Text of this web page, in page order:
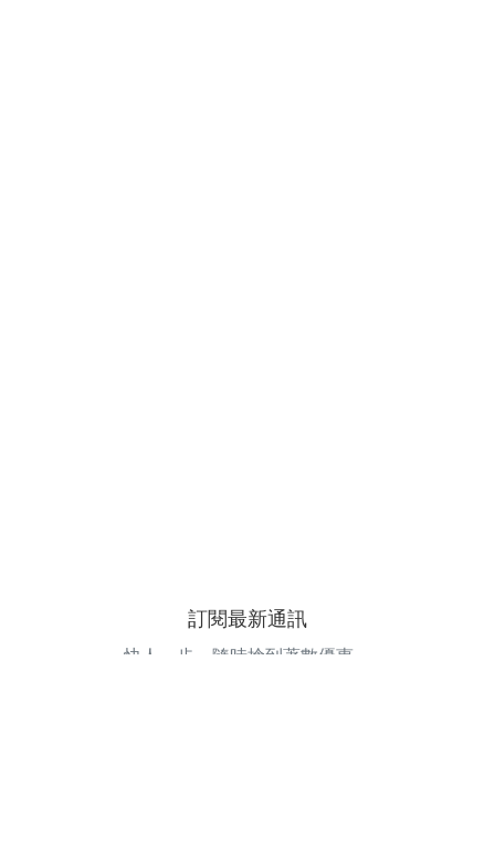
訂閱最新通訊
快人一步，隨時搶到著數優惠。